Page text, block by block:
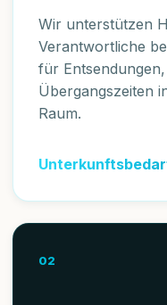
Wir unterstützen
Verantwortliche
für
Übergangszeiten
Raum.
02